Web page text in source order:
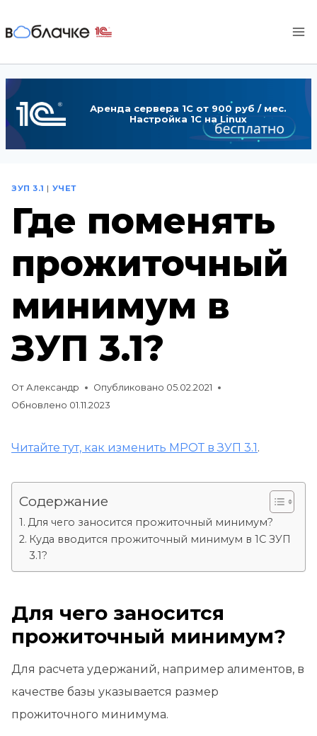
к
Аренда сервера 1С от 900 руб / мес.
Настройка 1С на Linux
ЗУП 3.1 | УЧЕТ
Где поменять
прожиточный
минимум в
ЗУП 3.1?
От Александр Опубликовано 05.02.2021
Обновлено 01.11.2023
Читайте тут, как изменить МРОТ в ЗУП 3.1 .
Содержание
Для чего заносится прожиточный минимум?
Куда вводится прожиточный минимум в 1С ЗУП
3.1?
Для чего заносится
прожиточный минимум?
Для расчета удержаний, например алиментов, в
качестве базы указывается размер
прожиточного минимума.